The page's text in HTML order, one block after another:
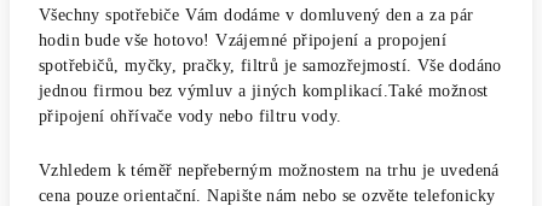
Všechny spotřebiče Vám dodáme v domluvený den a za pár
hodin bude vše hotovo! Vzájemné připojení a propojení
spotřebičů, myčky, pračky, filtrů je samozřejmostí. Vše dodáno
jednou firmou bez výmluv a jiných komplikací.Také možnost
připojení ohřívače vody nebo filtru vody.
Vzhledem k téměř nepřeberným možnostem na trhu je uvedená
cena pouze orientační. Napište nám nebo se ozvěte telefonicky